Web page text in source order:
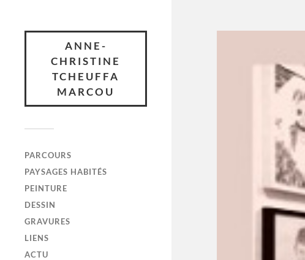
ANNE-
CHRISTINE
TCHEUFFA
MARCOU
PARCOURS
PAYSAGES HABITÉS
PEINTURE
DESSIN
GRAVURES
LIENS
ACTU